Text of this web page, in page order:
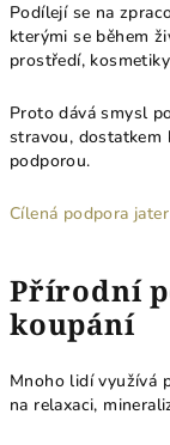
Podílejí se na
kterými se během
prostředí,
Proto dává smysl
stravou, dostatkem
podporou.
Cílená podpora jater
Přírodní
koupání
Mnoho lidí využívá
na relaxaci,